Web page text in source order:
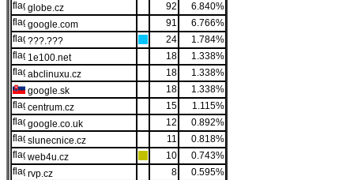
globe.cz
92
6.840%
google.com
91
6.766%
???.???
24
1.784%
1e100.net
18
1.338%
abclinuxu.cz
18
1.338%
google.sk
18
1.338%
centrum.cz
15
1.115%
google.co.uk
12
0.892%
slunecnice.cz
11
0.818%
web4u.cz
10
0.743%
rvp.cz
8
0.595%